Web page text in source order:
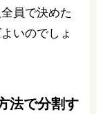
員で決めた
いのでしょ
法で分割す